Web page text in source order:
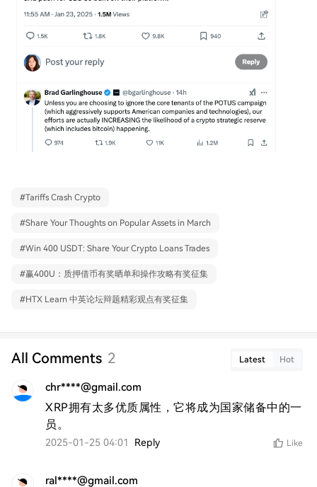
#Tariffs Crash Crypto
#Share Your Thoughts on Popular Assets in March
#Win 400 USDT: Share Your Crypto Loans Trades
#赢400U：质押借币有奖晒单和操作攻略有奖征集
#HTX Learn 中英论坛辩题精彩观点有奖征集
All Comments 2 Latest Hot
chr****@gmail.com
XRP拥有太多优质属性，它将成为国家储备中的一
员。
2025-01-25 04:01 Reply Like
ral****@gmail.com